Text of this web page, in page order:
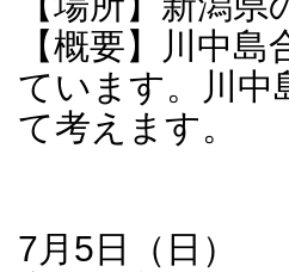
【概要】川中
ています。川中
て考えます。
7月5日（日）